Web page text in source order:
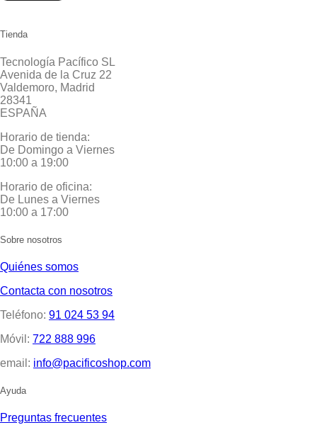
Tienda
Tecnología Pacífico SL
Avenida de la Cruz 22
Valdemoro, Madrid
28341
ESPAÑA
Horario de tienda:
De Domingo a Viernes
10:00 a 19:00
Horario de oficina:
De Lunes a Viernes
10:00 a 17:00
Sobre nosotros
Quiénes somos
Contacta con nosotros
Teléfono: 91 024 53 94
Móvil: 722 888 996
email: info@pacificoshop.com
Ayuda
Preguntas frecuentes